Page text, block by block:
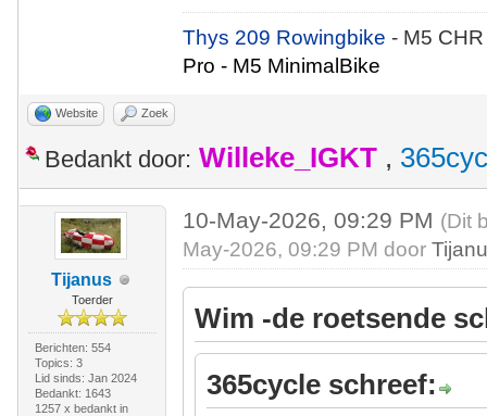
Thys 209 Rowingbike- M5
Pro - M5 MinimalBike
Website Zoek
Bedankt door: Willeke_IGKT ,
Tijanus
Toerder
Berichten: 554
Topics: 3
Lid sinds: Jan 2024
Bedankt: 1643
1257 x bedankt in
10-May-2026, 09:29 PM (Dit
May-2026, 09:29 PM door
Wim -de roetsende
365cycle schreef: